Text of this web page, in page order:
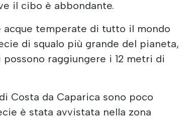
il cibo è abbondante.
acque temperate di tutto il mondo
di squalo più grande del pianeta,
raggiungere i 12 metri di
Costa da Caparica sono poco
è stata avvistata nella zona